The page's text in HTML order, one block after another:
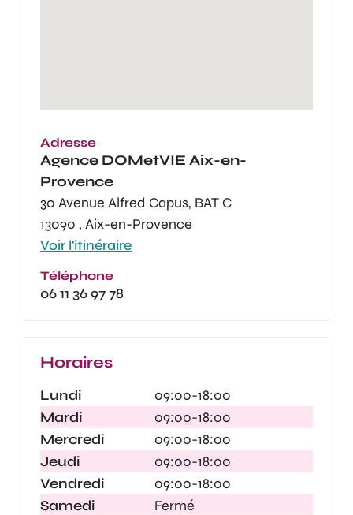
Adresse
Agence DOMetVIE Aix-en-
Provence
30 Avenue Alfred Capus, BAT C
13090 , Aix-en-Provence
Voir l'itinéraire
Téléphone
06 11 36 97 78
Horaires
Lundi
09:00-18:00
Mardi
09:00-18:00
Mercredi
09:00-18:00
Jeudi
09:00-18:00
Vendredi
09:00-18:00
Samedi
Fermé